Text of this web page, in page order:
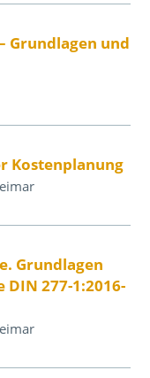
Grundlagen und
Kostenplanung
Grundlagen
277-1:2016-